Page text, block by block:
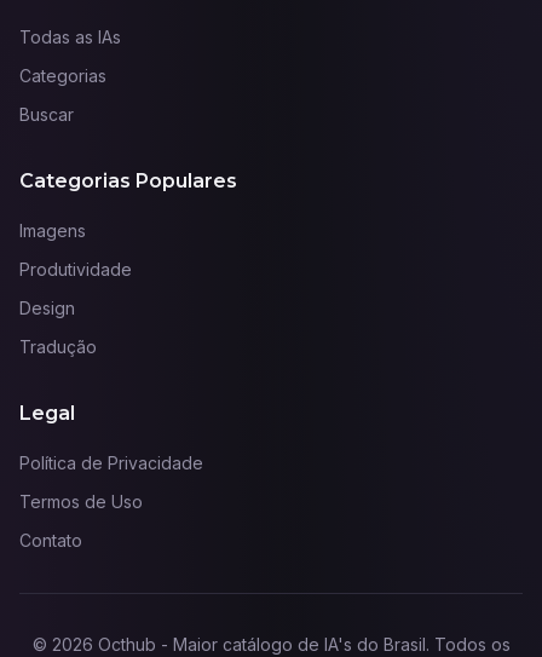
Todas as IAs
Categorias
Buscar
Categorias Populares
Imagens
Produtividade
Design
Tradução
Legal
Política de Privacidade
Termos de Uso
Contato
© 2026 Octhub - Maior catálogo de IA's do Brasil. Todos os